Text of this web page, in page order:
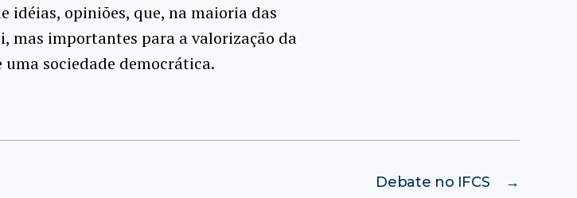
idéias, opiniões, que, na maioria das
mas importantes para a valorização da
sociedade democrática.
→
Debate no IFCS